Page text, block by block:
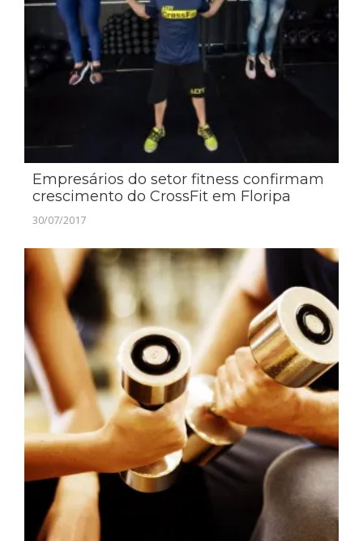
Empresários do setor fitness confirmam
crescimento do CrossFit em Floripa
30/07/2017